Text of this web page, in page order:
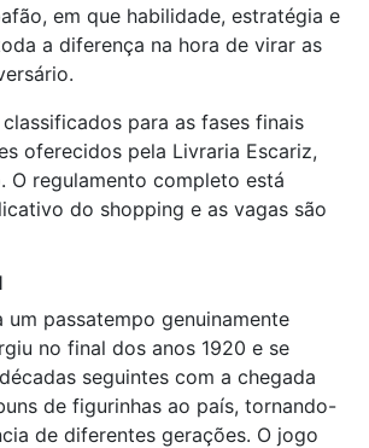
em que habilidade, estratégia e
a diferença na hora de virar as
para as fases finais
oferecidos pela Livraria Escariz,
O regulamento completo está
do shopping e as vagas são
um passatempo genuinamente
no final dos anos 1920 e se
seguintes com a chegada
de figurinhas ao país, tornando-
de diferentes gerações. O jogo